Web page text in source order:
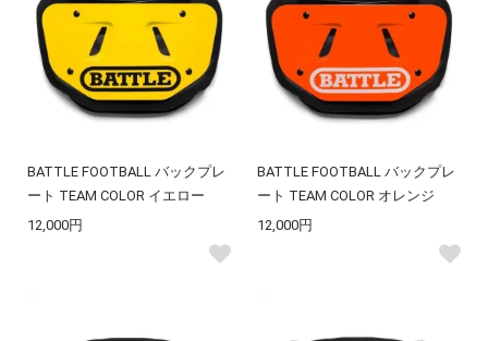
BATTLE FOOTBALL バックプレ
ート TEAM COLOR イエロー
12,000円
BATTLE FOOTBALL バックプレ
ート TEAM COLOR オレンジ
12,000円